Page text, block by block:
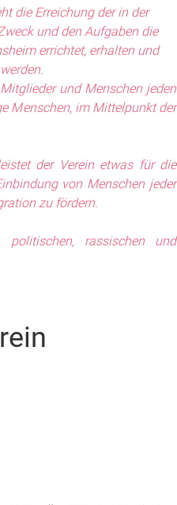
die Erreichung der in der
und den Aufgaben die
errichtet, erhalten und
und Menschen jeden
Menschen, im Mittelpunkt der
der Verein etwas für die
von Menschen jeder
zu fördern.
rassischen und